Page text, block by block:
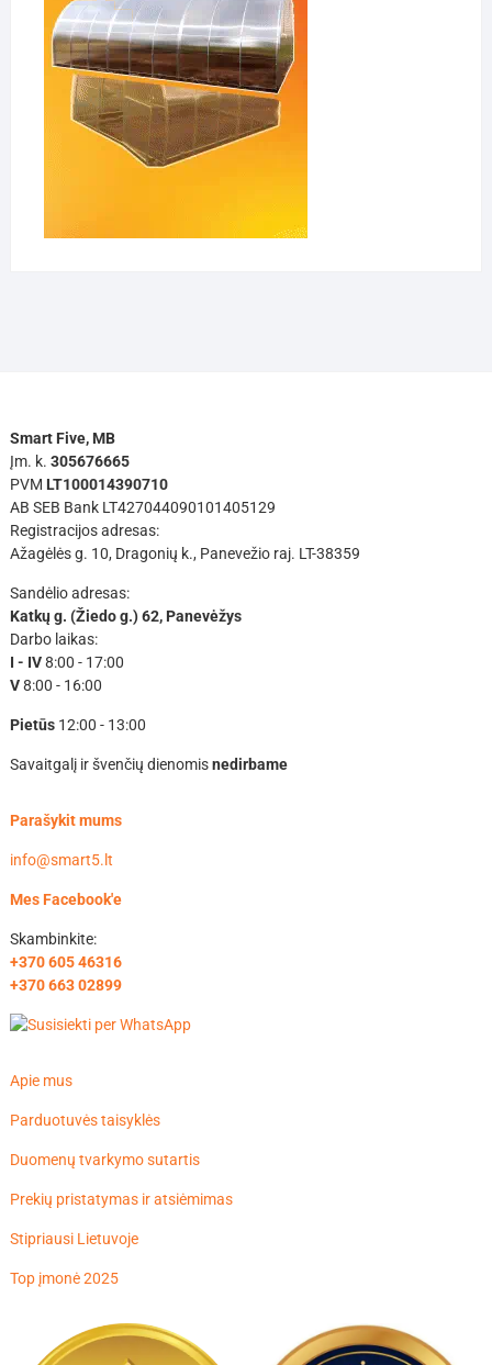
Smart Five, MB
Įm. k. 305676665
PVM LT100014390710
AB SEB Bank LT427044090101405129
Registracijos adresas:
Ažagėlės g. 10, Dragonių k., Panevežio raj. LT-38359
Sandėlio adresas:
Katkų g. (Žiedo g.) 62, Panevėžys
Darbo laikas:
I - IV8:00 - 17:00
V8:00 - 16:00
Pietūs12:00 - 13:00
Savaitgalį ir švenčių dienomisnedirbame
Parašykit mums
info@smart5.lt
Mes Facebook'e
Skambinkite:
+370 605 46316
+370 663 02899
Apie mus
Parduotuvės taisyklės
Duomenų tvarkymo sutartis
Prekių pristatymas ir atsiėmimas
Stipriausi Lietuvoje
Top įmonė 2025